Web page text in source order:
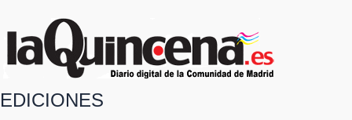
EDICIONES